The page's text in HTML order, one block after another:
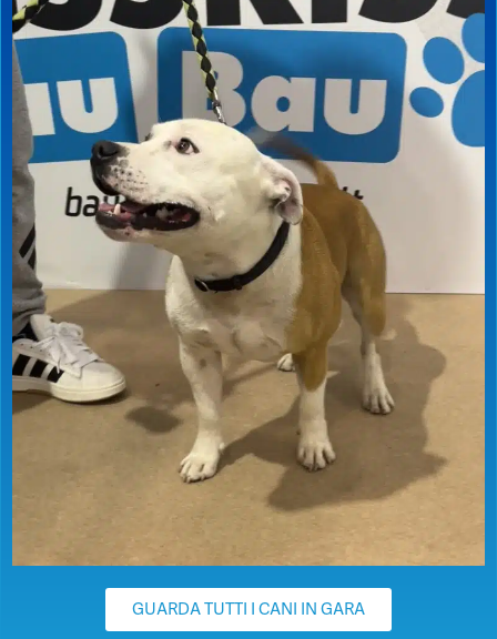
GUARDA TUTTI I CANI IN GARA